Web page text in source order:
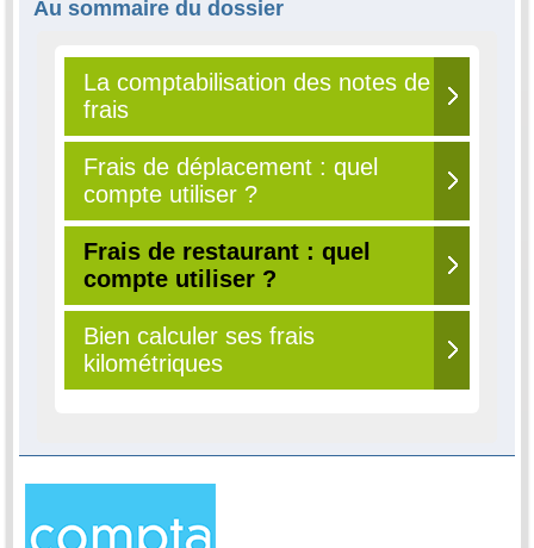
Au sommaire du dossier
La comptabilisation des notes de
frais
Frais de déplacement : quel
compte utiliser ?
Frais de restaurant : quel
compte utiliser ?
Bien calculer ses frais
kilométriques